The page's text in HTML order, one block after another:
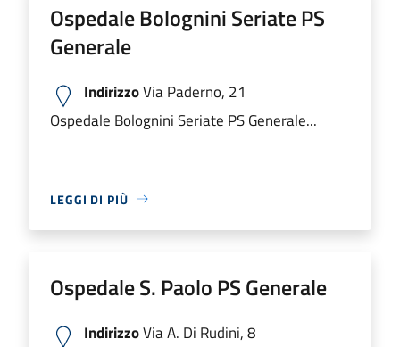
Ospedale Bolognini Seriate PS
Generale
IndirizzoVia Paderno, 21
Ospedale Bolognini Seriate PS Generale...
LEGGI DI PIÙ
Ospedale S. Paolo PS Generale
IndirizzoVia A. Di Rudini, 8